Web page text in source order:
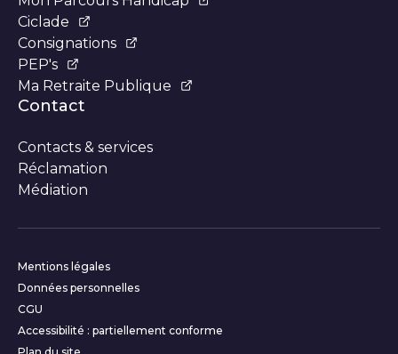
Ciclade
Consignations
PEP's
Ma Retraite Publique
Contact
Contacts & services
Réclamation
Médiation
Informations
Mentions légales
Données personnelles
CGU
Accessibilité : partiellement conforme